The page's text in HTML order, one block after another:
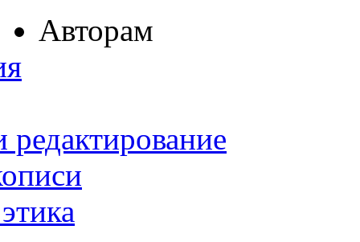
Авторам
редактирование